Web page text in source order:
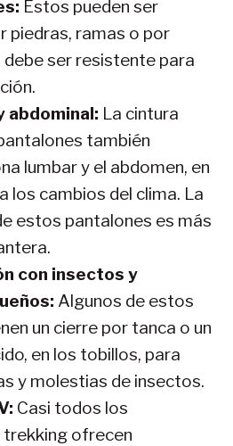
Estos pueden ser
piedras, ramas o por
debe ser resistente para
abdominal: La cintura
también
lumbar y el abdomen, en
los cambios del clima. La
estos pantalones es más
con insectos y
Algunos de estos
un cierre por tanca o un
en los tobillos, para
y molestias de insectos.
Casi todos los
trekking ofrecen